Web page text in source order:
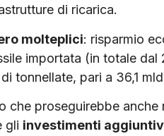
di ricarica.
molteplici: risparmio
importata (in totale
tonnellate, pari a 36,1
che proseguirebbe
gli investimenti